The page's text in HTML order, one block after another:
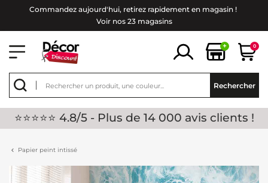
Commandez aujourd'hui, retirez rapidement en magasin !
Voir nos 23 magasins
+ 0
Rechercher
⭐⭐⭐⭐⭐ 4.8/5 - Plus de 14 000 avis clients !
Papier peint intissé